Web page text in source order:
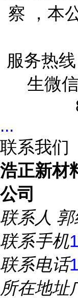
察 ，本
服务热
生微
...
联系我们
浩正新材
公司
联系人
联系手机
联系电话
所在地址